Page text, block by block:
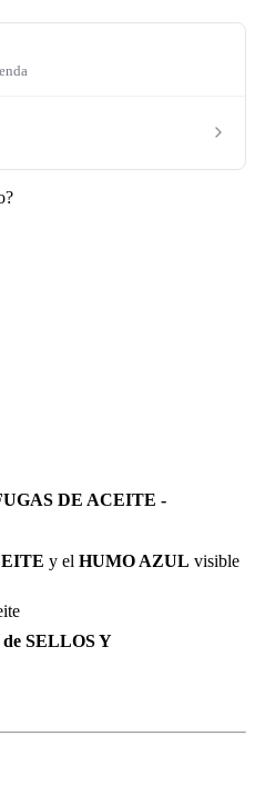
DE ACEITE -
y el HUMO AZUL visible
de SELLOS Y